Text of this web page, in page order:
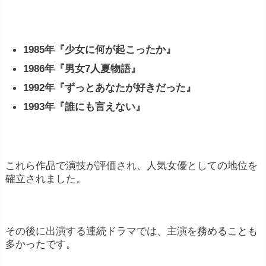
は、非常に高額な報酬を得ることができます。
ファッション業界や広告代理店が彼ららの影響
力を利用しようとするためです。
契約条件：契約の種類や条件によっても、報酬
ります。
地域 ：モデルの活動拠点や仕事の発生地によっ
高い報酬を得ることができる場合があります。
1985年『少女に何が起こったか』
1986年『男女7人夏物語』
1992年『ずっとあなたが好きだった』
1993年『誰にも言えない』
これら作品で演技が評価され、人気女優としての地位を
確立されました。
その後に出演する連続ドラマでは、主演を務めることも
多かったです。